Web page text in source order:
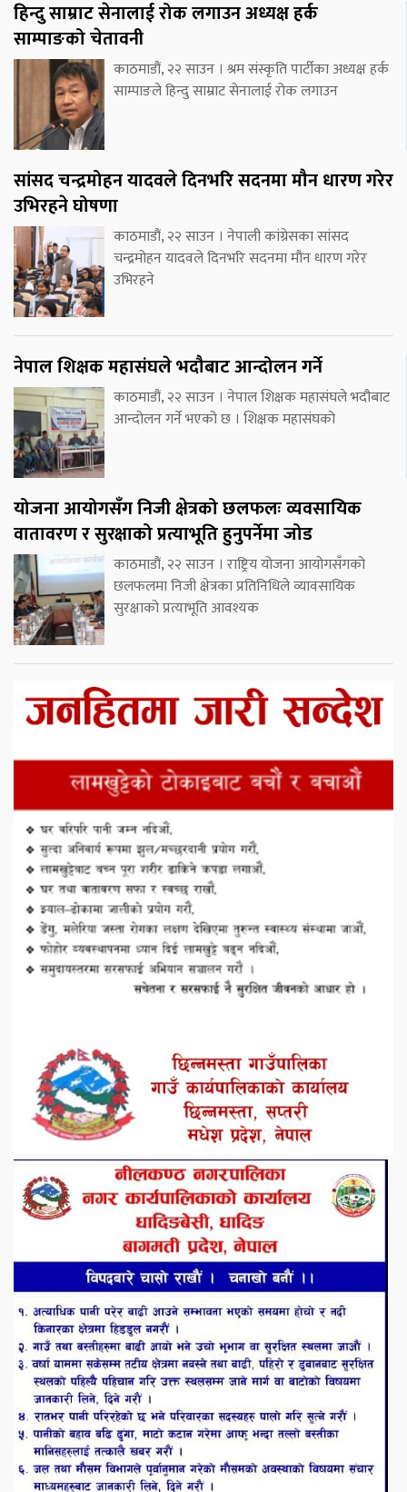
हिन्दु साम्राट सेनालाई रोक लगाउन अध्यक्ष हर्क
साम्पाङको चेतावनी
काठमाडौं, २२ साउन । श्रम संस्कृति पार्टीका अध्यक्ष हर्क
साम्पाङले हिन्दु साम्राट सेनालाई रोक लगाउन
सांसद चन्द्रमोहन यादवले दिनभरि सदनमा मौन धारण गरेर
उभिरहने घोषणा
काठमाडौं, २२ साउन । नेपाली कांग्रेसका सांसद
चन्द्रमोहन यादवले दिनभरि सदनमा मौन धारण गरेर
उभिरहने
नेपाल शिक्षक महासंघले भदौबाट आन्दोलन गर्ने
काठमाडौं, २२ साउन । नेपाल शिक्षक महासंघले भदौबाट
आन्दोलन गर्ने भएको छ । शिक्षक महासंघको
योजना आयोगसँग निजी क्षेत्रको छलफलः व्यवसायिक
वातावरण र सुरक्षाको प्रत्याभूति हुनुपर्नेमा जोड
काठमाडौं, २२ साउन । राष्ट्रिय योजना आयोगसँगको
छलफलमा निजी क्षेत्रका प्रतिनिधिले व्यावसायिक
सुरक्षाको प्रत्याभूति आवश्यक